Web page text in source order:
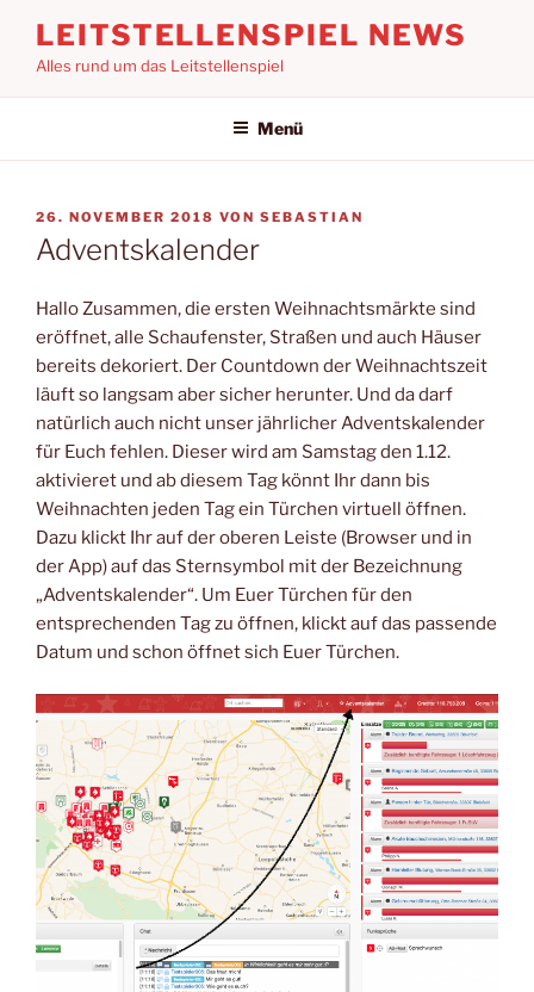
Inhalt
springen
LEITSTELLENSPIEL NEWS
Alles rund um das Leitstellenspiel
Menü
VERÖFFENTLICHT
AM
26. NOVEMBER 2018 VON SEBASTIAN
Adventskalender
Hallo Zusammen, die ersten Weihnachtsmärkte sind
eröffnet, alle Schaufenster, Straßen und auch Häuser
bereits dekoriert. Der Countdown der Weihnachtszeit
läuft so langsam aber sicher herunter. Und da darf
natürlich auch nicht unser jährlicher Adventskalender
für Euch fehlen. Dieser wird am Samstag den 1.12.
aktivieret und ab diesem Tag könnt Ihr dann bis
Weihnachten jeden Tag ein Türchen virtuell öffnen.
Dazu klickt Ihr auf der oberen Leiste (Browser und in
der App) auf das Sternsymbol mit der Bezeichnung
„Adventskalender“. Um Euer Türchen für den
entsprechenden Tag zu öffnen, klickt auf das passende
Datum und schon öffnet sich Euer Türchen.